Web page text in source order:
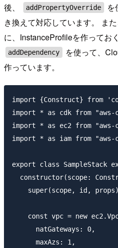
後、
addPropertyOverride
を
き換えて対応しています。 ま
に、InstanceProfileを作ってお
addDependency
を使って、
作っています。
import {Construct} from
import * as cdk from
import * as ec2 from
import * as iam from
export class SampleStack
constructor(scope:
super(scope, id,
const vpc = new
      natGateways: 0,
      maxAzs: 1,